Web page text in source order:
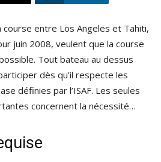
entre Los Angeles et Tahiti,
juin 2008, veulent que la course
Tout bateau au dessus
dès qu’il respecte les
définies par l’ISAF. Les seules
concernent la nécessité…